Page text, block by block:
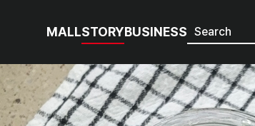
MALLSTORYBUSINESS